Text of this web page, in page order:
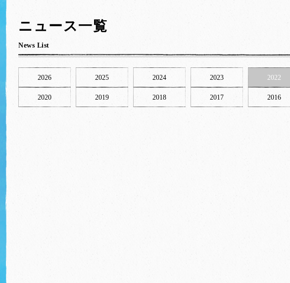
ニュース一覧
News List
2026 2025 2024 2023 2022
2020 2019 2018 2017 2016